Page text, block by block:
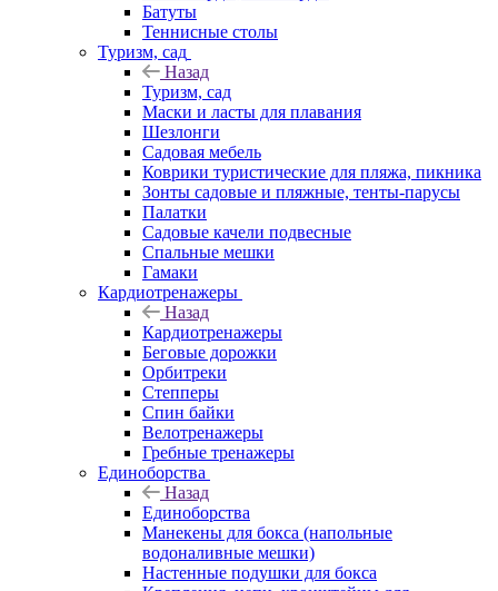
Батуты
Теннисные столы
Туризм, сад
Назад
Туризм, сад
Маски и ласты для плавания
Шезлонги
Садовая мебель
Коврики туристические для пляжа, пикника
Зонты садовые и пляжные, тенты-парусы
Палатки
Садовые качели подвесные
Спальные мешки
Гамаки
Кардиотренажеры
Назад
Кардиотренажеры
Беговые дорожки
Орбитреки
Степперы
Спин байки
Велотренажеры
Гребные тренажеры
Единоборства
Назад
Единоборства
Манекены для бокса (напольные
водоналивные мешки)
Настенные подушки для бокса